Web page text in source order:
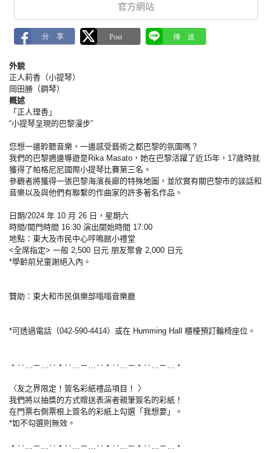
官方網站
外貌
正人莉香（小提琴）
岡田勝（鋼琴）
概述
「正人理香」
“小提琴呈現的巴黎漫步”
您想一邊聆聽音樂，一邊感受藝術之都巴黎的氛圍嗎？
我們的巴黎週邊導遊是Rika Masato，她在巴黎活躍了近15年，17歲時就
獲得了帕格尼尼國際小提琴比賽第三名。
參觀者將獲得一張巴黎海濱長廊的特殊地圖，並欣賞有關巴黎市的談話和
音樂以及與他們有聯繫的作曲家的許多著名作品。
日期/2024 年 10 月 26 日，星期六
時間/開門時間 16:30 演出開始時間 17:00
地點：東大及市民中心哼鳴館小禮堂
<全席指定> 一般 2,500 日元 朋友聚會 2,000 日元
*學齡前兒童謝絕入內。
贊助：東大和市民俱樂部嗡嗡音樂廳
*可透過電話（042-590-4414）或在 Humming Hall 櫃檯預訂輪椅座位。
・‥…－…‥・‥…－…‥・‥…－・‥…－…・
〈友之界限定！簽名彩紙禮品項目！ 〉
我們將以抽獎的方式贈送表演者親筆簽名的彩紙！
在門票右側票根上簽名的彩紙上勾選「我想要」。
*如不勾選則無效。
・‥…－…‥・‥…－…‥・‥…－・‥…－…・